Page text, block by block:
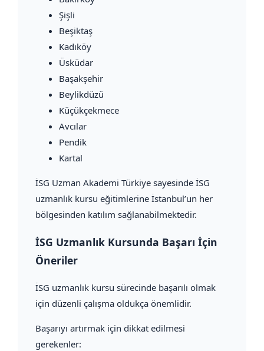
Şişli
Beşiktaş
Kadıköy
Üsküdar
Başakşehir
Beylikdüzü
Küçükçekmece
Avcılar
Pendik
Kartal
İSG Uzman Akademi Türkiye sayesinde İSG
uzmanlık kursu eğitimlerine İstanbul’un her
bölgesinden katılım sağlanabilmektedir.
İSG Uzmanlık Kursunda Başarı İçin
Öneriler
İSG uzmanlık kursu sürecinde başarılı olmak
için düzenli çalışma oldukça önemlidir.
Başarıyı artırmak için dikkat edilmesi
gerekenler: